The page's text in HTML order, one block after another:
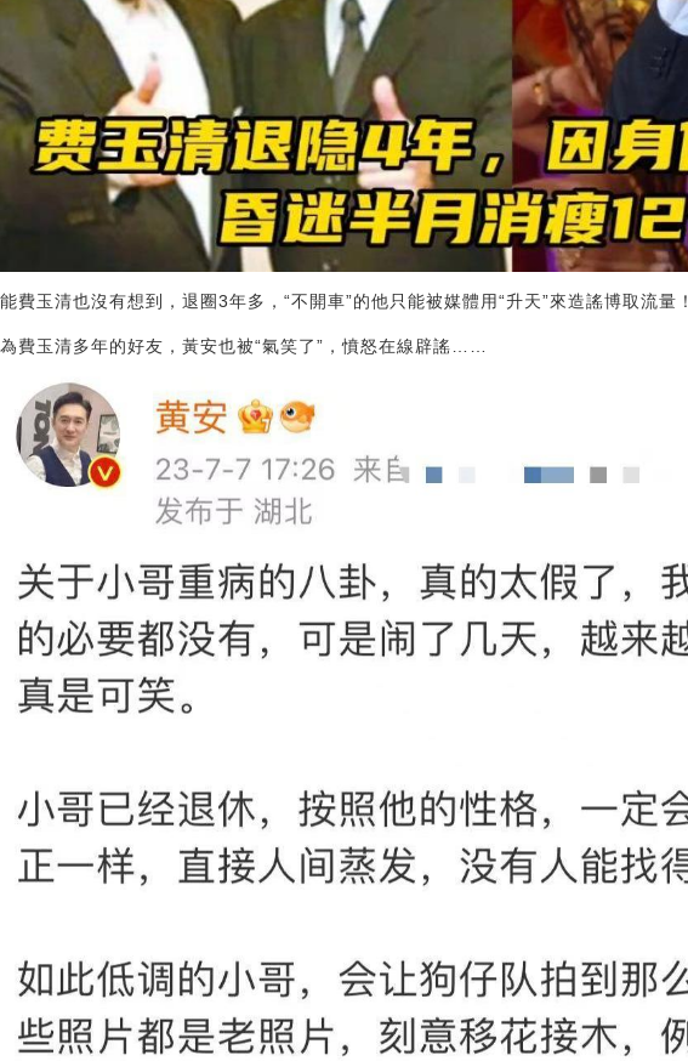
費玉清也沒有想到，退圈3年多，“不開車”的他只能被媒體用“升天”來造謠博取流量！
費玉清多年的好友，黃安也被“氣笑了”，憤怒在線辟謠……